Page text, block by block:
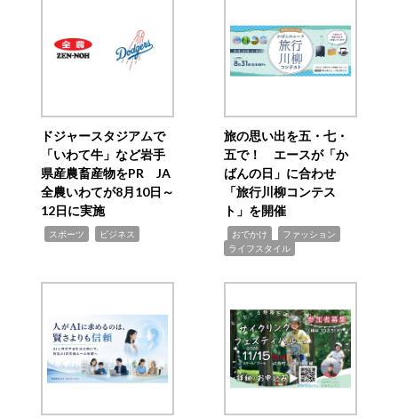
ドジャースタジアムで
「いわて牛」など岩手
県産農畜産物をPR JA
全農いわてが8月10日～
12日に実施
スポーツ ビジネス
旅の思い出を五・七・
五で！ エースが「か
ばんの日」に合わせ
「旅行川柳コンテス
ト」を開催
おでかけ ファッション
ライフスタイル